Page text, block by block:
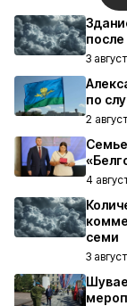
3
по
2
4
семи
3